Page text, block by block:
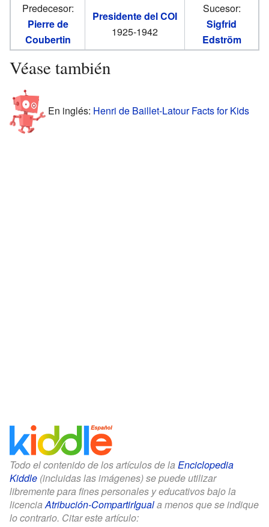
Predecesor:
Pierre de
Coubertin
Presidente del COI
1925-1942
Sucesor:
Sigfrid
Edström
Véase también
En inglés: Henri de Baillet-Latour Facts for Kids
Todo el contenido de los artículos de la Enciclopedia
Kiddle (incluidas las imágenes) se puede utilizar
libremente para fines personales y educativos bajo la
licenciaAtribución-CompartirIguala menos que se indique
lo contrario. Citar este artículo: